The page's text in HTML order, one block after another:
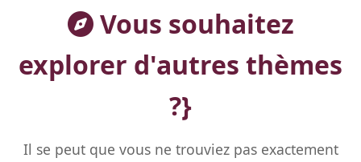
Vous souhaitez
explorer d'autres thèmes
?}
Il se peut que vous ne trouviez pas exactement